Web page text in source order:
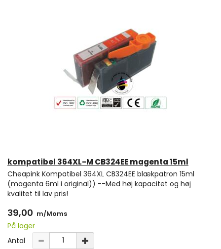
kompatibel 364XL-M CB324EE magenta 15ml
Cheapink Kompatibel 364XL CB324EE blækpatron 15ml
(magenta 6ml i original)) --Med høj kapacitet og høj
kvalitet til lav pris!
39,00 m/Moms
På lager
Antal